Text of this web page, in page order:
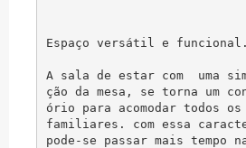
Espaço versátil e funcional.
A sala de estar com  uma
ção da mesa, se torna um
ório para acomodar todos os
familiares. com essa
pode-se passar mais tempo